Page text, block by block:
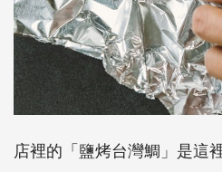
店裡的「鹽烤台灣鯛」是這